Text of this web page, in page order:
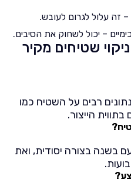
זה עלול לגרום לעובש.
– יכול לשחוק את הסיבים.
שטיחים מקיר
רבים על השטיח כמו
הייצור.
בשנה בצורה יסודית, ואת